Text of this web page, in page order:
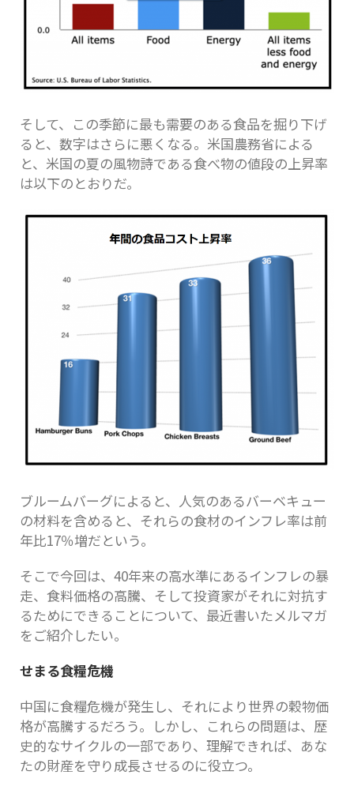
そして、この季節に最も需要のある食品を掘り下げ
ると、数字はさらに悪くなる。米国農務省による
と、米国の夏の風物詩である食べ物の値段の上昇率
は以下のとおりだ。
ブルームバーグによると、人気のあるバーベキュー
の材料を含めると、それらの食材のインフレ率は前
年比17％増だという。
そこで今回は、40年来の高水準にあるインフレの暴
走、食料価格の高騰、そして投資家がそれに対抗す
るためにできることについて、最近書いたメルマガ
をご紹介したい。
せまる食糧危機
中国に食糧危機が発生し、それにより世界の穀物価
格が高騰するだろう。しかし、これらの問題は、歴
史的なサイクルの一部であり、理解できれば、あな
たの財産を守り成長させるのに役立つ。